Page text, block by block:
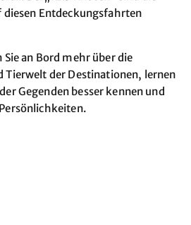
Entdeckungsfahrten
an Bord mehr über die
Tierwelt der Destinationen, lernen
Gegenden besser kennen und